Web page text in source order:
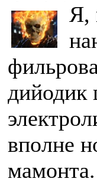
Я,
дийодик
вполне
мамонта.